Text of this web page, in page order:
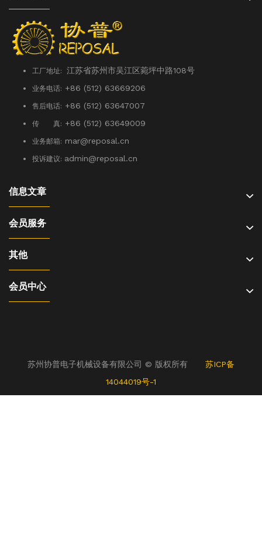
工厂地址: 江苏省苏州市吴江区菀坪中路108号
业务电话: +86 (512) 63669206
售后电话: +86 (512) 63647007
传 真: +86 (512) 63649009
业务邮箱: mar@reposal.cn
投诉建议: admin@reposal.cn
信息文章
会员服务
其他
会员中心
苏州协普电子机械设备有限公司 © 版权所有 苏ICP备
14044019号-1